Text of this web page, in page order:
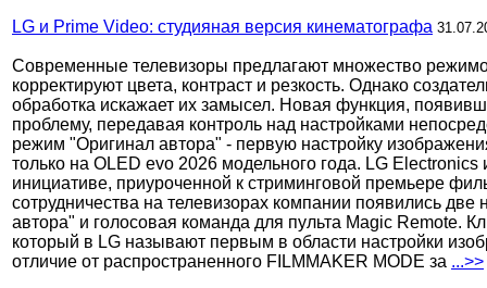
LG и Prime Video: студияная версия кинематографа
Современные телевизоры предлагают множество
корректируют цвета, контраст и резкость. Однако
обработка искажает их замысел. Новая функция,
проблему, передавая контроль над настройками
режим "Оригинал автора" - первую настройку
только на OLED evo 2026 модельного года. LG
инициативе, приуроченной к стриминговой премьере
сотрудничества на телевизорах компании появились
автора" и голосовая команда для пульта Magic Remote.
который в LG называют первым в области настройки
отличие от распространенного FILMMAKER MODE за ...>>